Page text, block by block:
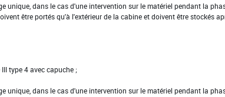
unique, dans le cas d'une intervention sur le matériel pendant la
être portés qu'à l'extérieur de la cabine et doivent être stockés
type 4 avec capuche ;
unique, dans le cas d'une intervention sur le matériel pendant la